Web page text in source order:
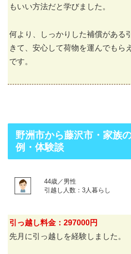
もいい方法だと学びました。
何より、しっかりした補償がある
きて、安心して荷物を運んでもら
です。
野洲市から藤沢市・家族
例・体験談
44歳／男性
引越し人数：3人暮らし
引っ越し料金：297000円
先月に引っ越しを経験しました。